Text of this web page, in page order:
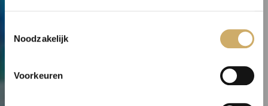
Noodzakelijk
Voorkeuren
Koan Float